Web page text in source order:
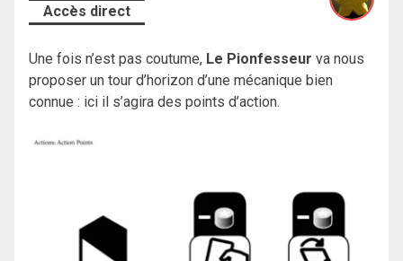
Accès direct
Une fois n’est pas coutume, Le Pionfesseur va nous
proposer un tour d’horizon d’une mécanique bien
connue : ici il s’agira des points d’action.